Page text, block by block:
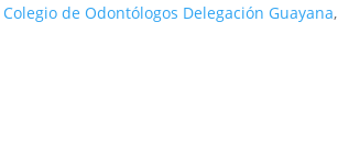
Colegio de Odontólogos Delegación Guayana,